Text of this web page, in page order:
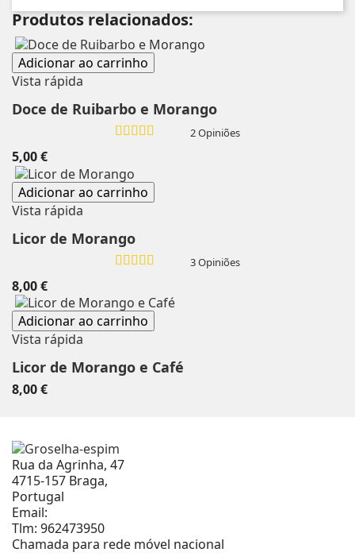
Produtos relacionados:
Adicionar ao carrinho
Vista rápida
Doce de Ruibarbo e Morango
2 Opiniões
5,00 €
Adicionar ao carrinho
Vista rápida
Licor de Morango
3 Opiniões
8,00 €
Adicionar ao carrinho
Vista rápida
Licor de Morango e Café
8,00 €
Rua da Agrinha, 47
4715-157 Braga,
Portugal
Email:
Tlm: 962473950
Chamada para rede móvel nacional